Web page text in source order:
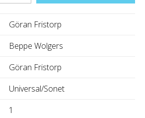
Göran Fristorp
Beppe Wolgers
Göran Fristorp
Universal/Sonet
1